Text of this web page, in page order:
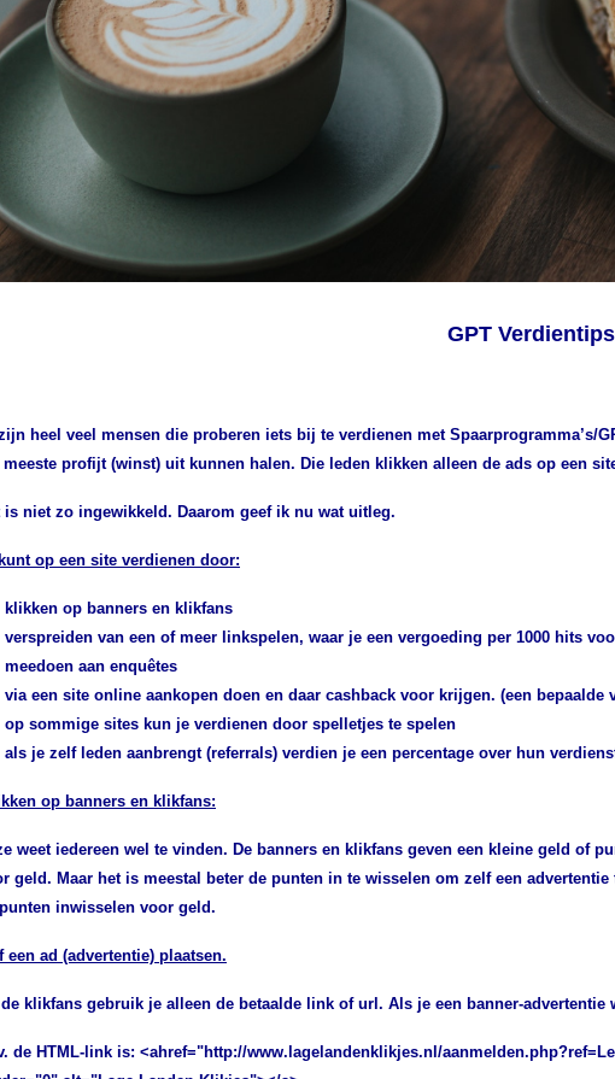
GPT Verdientips
heel veel mensen die proberen iets bij te verdienen met Spaarprogramma’s/
meeste profijt (winst) uit kunnen halen. Die leden klikken alleen de ads op een
is niet zo ingewikkeld. Daarom geef ik nu wat uitleg.
op een site verdienen door:
klikken op banners en klikfans
verspreiden van een of meer linkspelen, waar je een vergoeding per 1000 hits
meedoen aan enquêtes
via een site online aankopen doen en daar cashback voor krijgen. (een
op sommige sites kun je verdienen door spelletjes te spelen
als je zelf leden aanbrengt (referrals) verdien je een percentage over hun
op banners en klikfans:
weet iedereen wel te vinden. De banners en klikfans geven een kleine geld of
geld. Maar het is meestal beter de punten in te wisselen om zelf een
inwisselen voor geld.
een ad (advertentie) plaatsen.
klikfans gebruik je alleen de betaalde link of url. Als je een banner-
de HTML-link is: <ahref="http://www.lagelandenklikjes.nl/